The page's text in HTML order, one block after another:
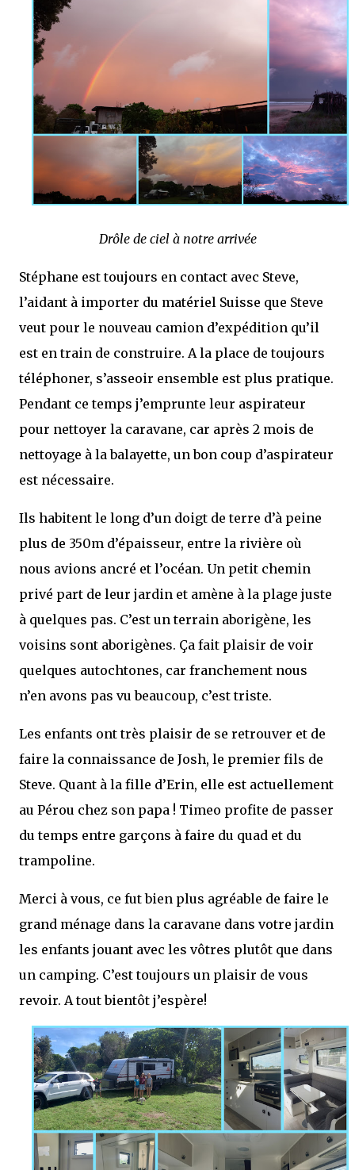
Drôle de ciel à notre arrivée
Stéphane est toujours en contact avec Steve,
l’aidant à importer du matériel Suisse que Steve
veut pour le nouveau camion d’expédition qu’il
est en train de construire. A la place de toujours
téléphoner, s’asseoir ensemble est plus pratique.
Pendant ce temps j’emprunte leur aspirateur
pour nettoyer la caravane, car après 2 mois de
nettoyage à la balayette, un bon coup d’aspirateur
est nécessaire.
Ils habitent le long d’un doigt de terre d’à peine
plus de 350m d’épaisseur, entre la rivière où
nous avions ancré et l’océan. Un petit chemin
privé part de leur jardin et amène à la plage juste
à quelques pas. C’est un terrain aborigène, les
voisins sont aborigènes. Ça fait plaisir de voir
quelques autochtones, car franchement nous
n’en avons pas vu beaucoup, c’est triste.
Les enfants ont très plaisir de se retrouver et de
faire la connaissance de Josh, le premier fils de
Steve. Quant à la fille d’Erin, elle est actuellement
au Pérou chez son papa ! Timeo profite de passer
du temps entre garçons à faire du quad et du
trampoline.
Merci à vous, ce fut bien plus agréable de faire le
grand ménage dans la caravane dans votre jardin
les enfants jouant avec les vôtres plutôt que dans
un camping. C’est toujours un plaisir de vous
revoir. A tout bientôt j’espère!